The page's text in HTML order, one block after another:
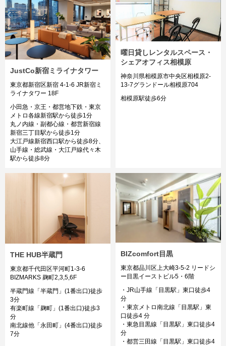
JustCo新宿ミライナタワー
東京都新宿区新宿 4-1-6 JR新宿ミ
ライナタワー 18F
小田急・京王・都営地下鉄・東京
メトロ各線新宿駅から徒歩1分
丸ノ内線・副都心線・都営新宿線
新宿三丁目駅から徒歩1分
大江戸線新宿西口駅から徒歩8分、
山手線・総武線・大江戸線代々木
駅から徒歩8分
曜日貸しレンタルスペース・
シェアオフィス相模原
神奈川県相模原市中央区相模原2-
13-7グランドール相模原704
相模原駅徒歩6分
THE HUB半蔵門
東京都千代田区平河町1-3-6
BIZMARKS 麹町2,3,5,6F
半蔵門線「半蔵門」(1番出口)徒歩
3分
有楽町線「麹町」(1番出口)徒歩3
分
南北線他「永田町」(4番出口)徒歩
7分
BIZcomfort目黒
東京都品川区上⼤崎3-5-2 リードシ
ー目黒イーストビル5・6階
・JR山手線「目黒駅」東口徒歩4
分
・東京メトロ南北線「目黒駅」東
口徒歩4 分
・東急目黒線「目黒駅」東口徒歩4
分
・都営三田線「目黒駅」東口徒歩4